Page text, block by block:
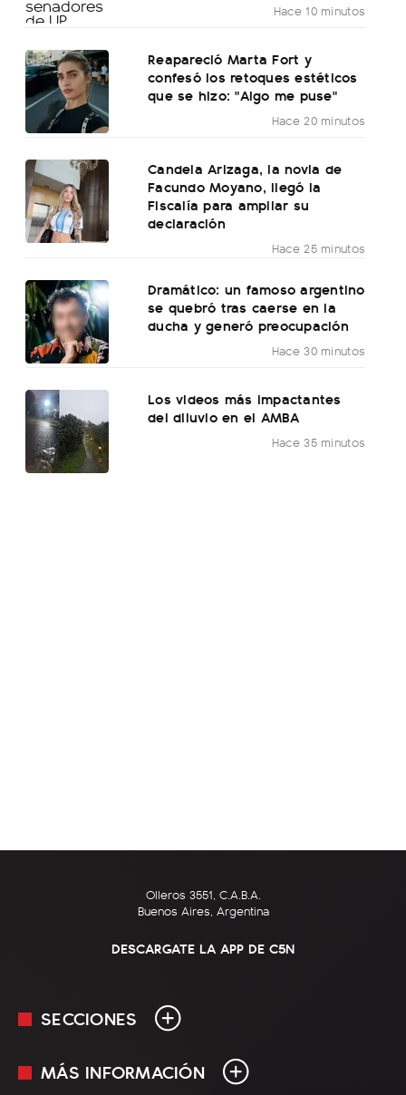
Hace 10 minutos
Reapareció Marta Fort y
confesó los retoques estéticos
que se hizo: "Algo me puse"
Hace 20 minutos
Candela Arizaga, la novia de
Facundo Moyano, llegó la
Fiscalía para ampliar su
declaración
Hace 25 minutos
Dramático: un famoso argentino
se quebró tras caerse en la
ducha y generó preocupación
Hace 30 minutos
Los videos más impactantes
del diluvio en el AMBA
Hace 35 minutos
Olleros 3551, C.A.B.A.
Buenos Aires, Argentina
DESCARGATE LA APP DE C5N
SECCIONES
En Vivo
MÁS INFORMACIÓN